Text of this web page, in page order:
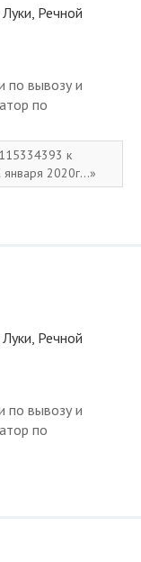
Речной
по вывозу и
по
к
2020г...
Речной
по вывозу и
по